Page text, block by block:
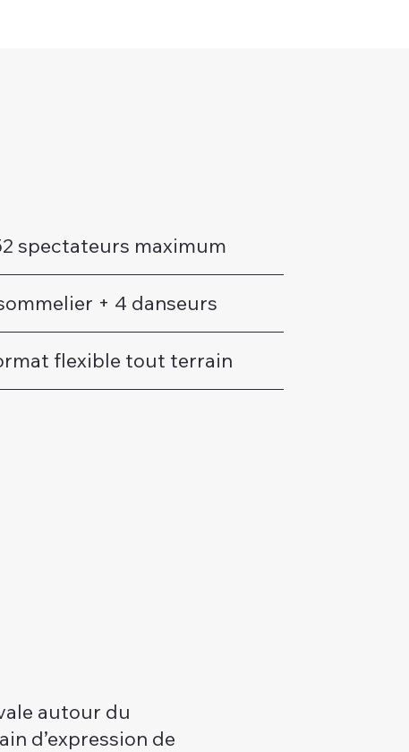
spectateurs maximum
+ 4 danseurs
flexible tout terrain
autour du
d’expression de